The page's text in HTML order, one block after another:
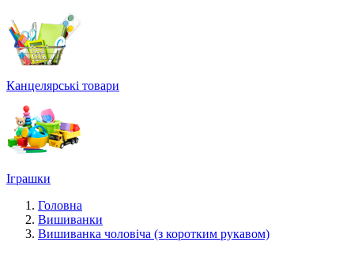
Канцелярські товари
Іграшки
Головна
Вишиванки
Вишиванка чоловіча (з коротким рукавом)